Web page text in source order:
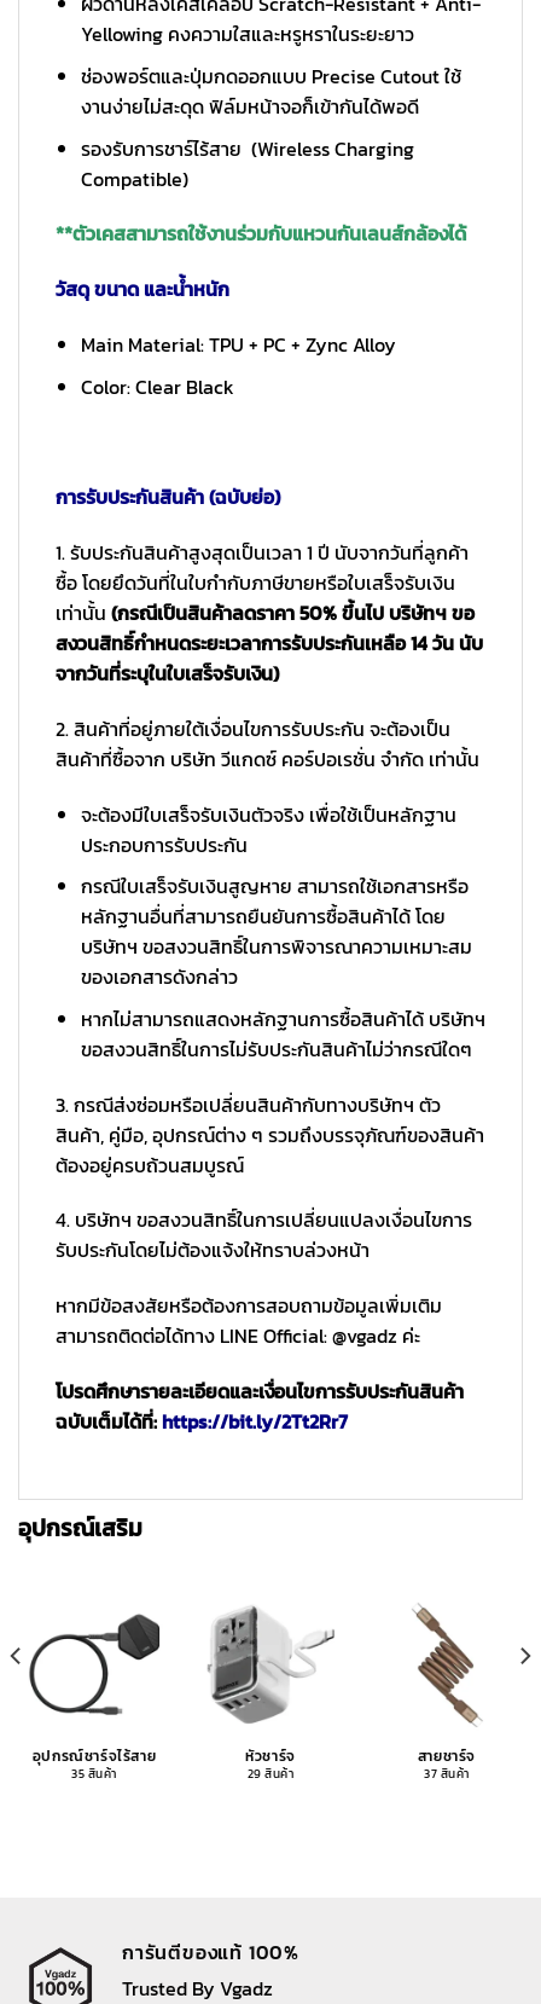
Yellowing คงความใสและหรูหราในระยะยาว
ช่องพอร์ตและปุ่มกดออกแบบ Precise Cutout ใช้
งานง่ายไม่สะดุด ฟิล์มหน้าจอก็เข้ากันได้พอดี
รองรับการชาร์ไร้สาย (Wireless Charging
Compatible)
**ตัวเคสสามารถใช้งานร่วมกับแหวนกันเลนส์กล้องได้
วัสดุ ขนาด และน้ำหนัก
Main Material: TPU + PC + Zync Alloy
Color: Clear Black
การรับประกันสินค้า (ฉบับย่อ)
1. รับประกันสินค้าสูงสุดเป็นเวลา 1 ปี นับจากวันที่ลูกค้า
ซื้อ โดยยึดวันที่ในใบกำกับภาษีขายหรือใบเสร็จรับเงิน
เท่านั้น (กรณีเป็นสินค้าลดราคา 50% ขึ้นไป บริษัทฯ ขอ
สงวนสิทธิ์กำหนดระยะเวลาการรับประกันเหลือ 14 วัน นับ
จากวันที่ระบุในใบเสร็จรับเงิน)
2. สินค้าที่อยู่ภายใต้เงื่อนไขการรับประกัน จะต้องเป็น
สินค้าที่ซื้อจาก บริษัท วีแกดซ์ คอร์ปอเรชั่น จำกัด เท่านั้น
จะต้องมีใบเสร็จรับเงินตัวจริง เพื่อใช้เป็นหลักฐาน
ประกอบการรับประกัน
กรณีใบเสร็จรับเงินสูญหาย สามารถใช้เอกสารหรือ
หลักฐานอื่นที่สามารถยืนยันการซื้อสินค้าได้ โดย
บริษัทฯ ขอสงวนสิทธิ์ในการพิจารณาความเหมาะสม
ของเอกสารดังกล่าว
หากไม่สามารถแสดงหลักฐานการซื้อสินค้าได้ บริษัทฯ
ขอสงวนสิทธิ์ในการไม่รับประกันสินค้าไม่ว่ากรณีใดๆ
3. กรณีส่งซ่อมหรือเปลี่ยนสินค้ากับทางบริษัทฯ ตัว
สินค้า, คู่มือ, อุปกรณ์ต่าง ๆ รวมถึงบรรจุภัณฑ์ของสินค้า
ต้องอยู่ครบถ้วนสมบูรณ์
4. บริษัทฯ ขอสงวนสิทธิ์ในการเปลี่ยนแปลงเงื่อนไขการ
รับประกันโดยไม่ต้องแจ้งให้ทราบล่วงหน้า
หากมีข้อสงสัยหรือต้องการสอบถามข้อมูลเพิ่มเติม
สามารถติดต่อได้ทาง LINE Official: @vgadz ค่ะ
โปรดศึกษารายละเอียดและเงื่อนไขการรับประกันสินค้า
ฉบับเต็มได้ที่:https://bit.ly/2Tt2Rr7
อุปกรณ์เสริม
อุปกรณ์ชาร์จไร้สาย
35 สินค้า
หัวชาร์จ
29 สินค้า
สายชาร์จ
37 สินค้า
การันตีของแท้ 100%
Trusted By Vgadz